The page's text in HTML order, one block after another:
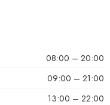
08:00 – 20:00
09:00 – 21:00
13:00 – 22:00